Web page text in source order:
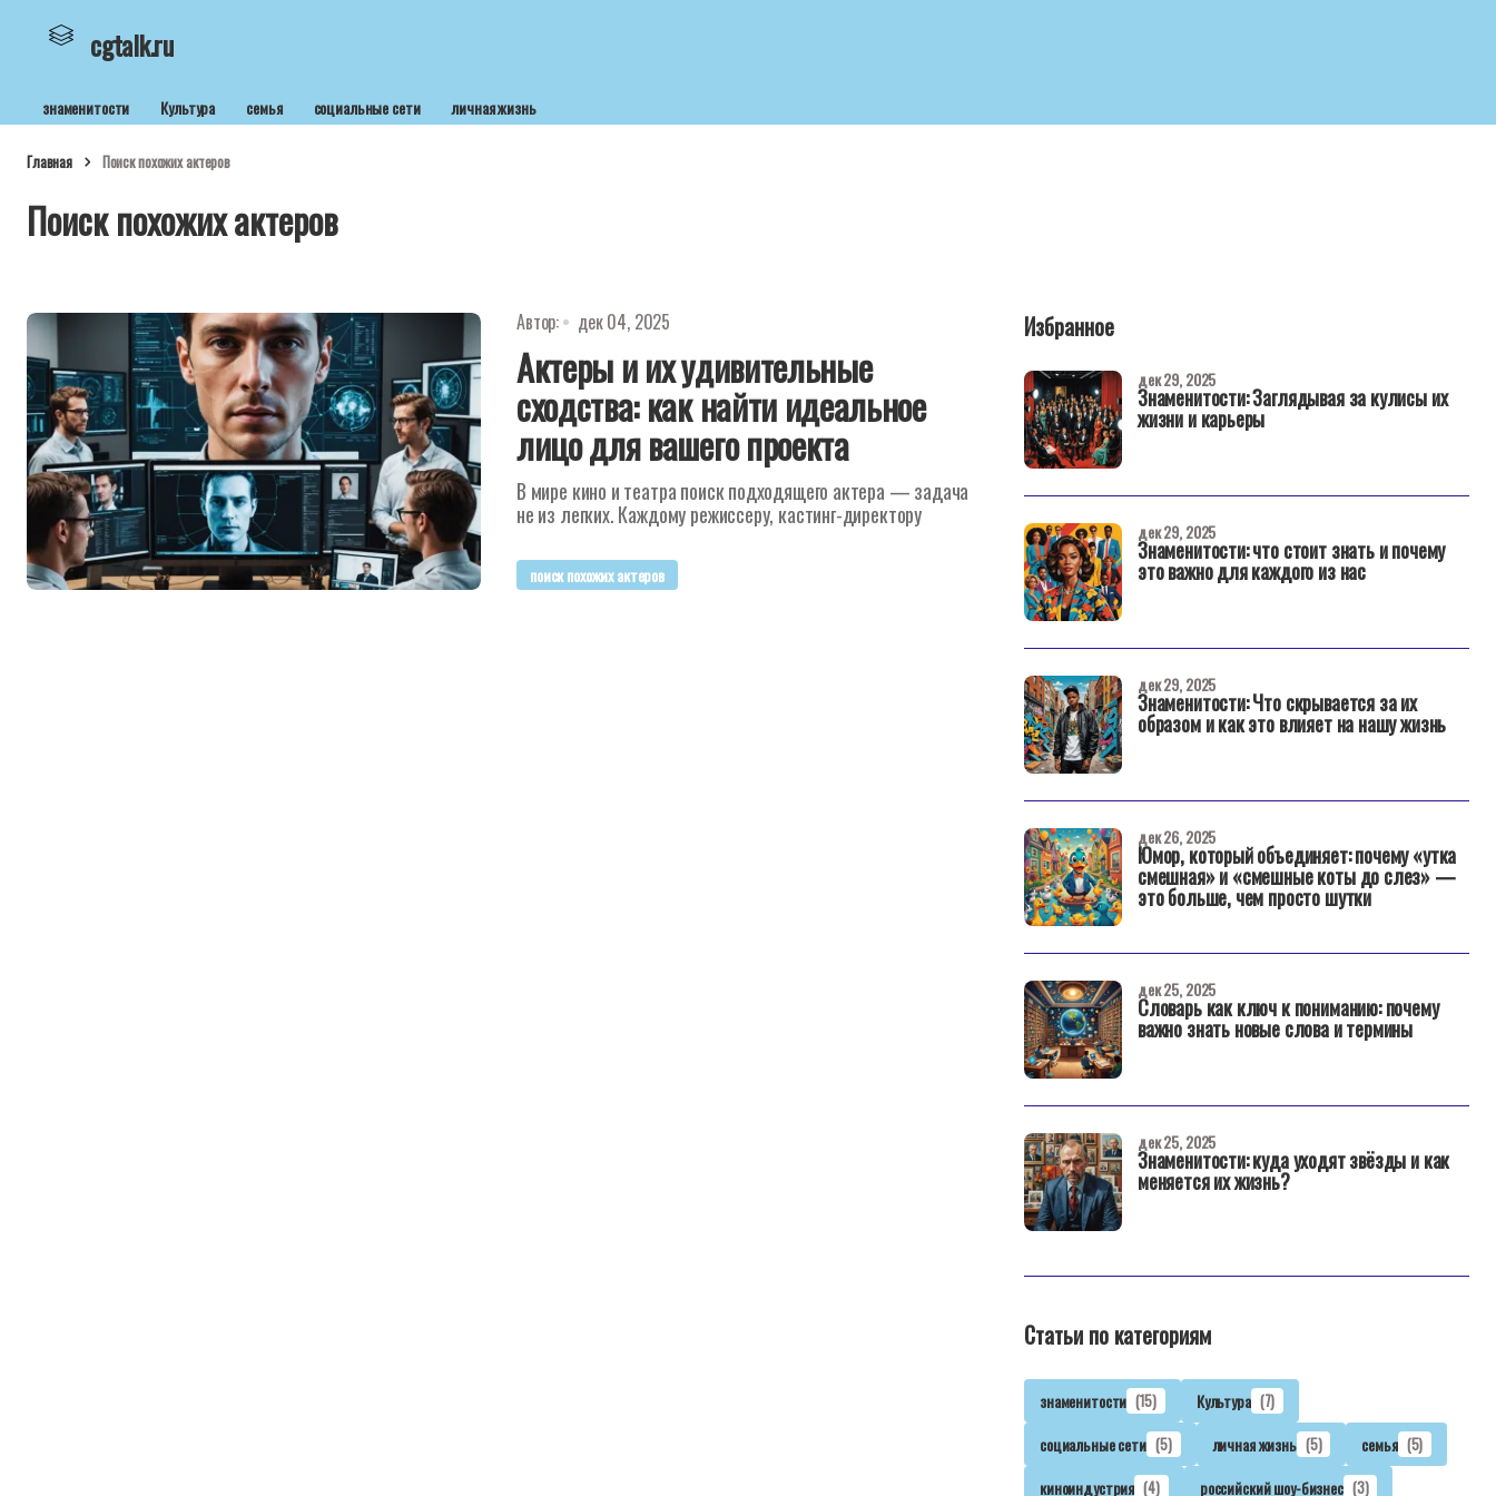
cgtalk.ru
знаменитости Культура семья социальные сети личная жизнь
Главная Поиск похожих актеров
Поиск похожих актеров
Автор: дек 04, 2025
Актеры и их удивительные
сходства: как найти идеальное
лицо для вашего проекта
В мире кино и театра поиск подходящего актера — задача
не из легких. Каждому режиссеру, кастинг-директору
поиск похожих актеров
Избранное
Знаменитости: Заглядывая за кулисы их
жизни и карьеры
дек 29, 2025
Знаменитости: что стоит знать и почему
это важно для каждого из нас
дек 29, 2025
Знаменитости: Что скрывается за их
образом и как это влияет на нашу жизнь
дек 29, 2025
Юмор, который объединяет: почему «утка
смешная» и «смешные коты до слез» —
это больше, чем просто шутки
дек 26, 2025
Словарь как ключ к пониманию: почему
важно знать новые слова и термины
дек 25, 2025
Знаменитости: куда уходят звёзды и как
меняется их жизнь?
дек 25, 2025
Статьи по категориям
знаменитости (15) Культура (7)
социальные сети (5) личная жизнь (5) семья (5)
киноиндустрия (4) российский шоу-бизнес (3)